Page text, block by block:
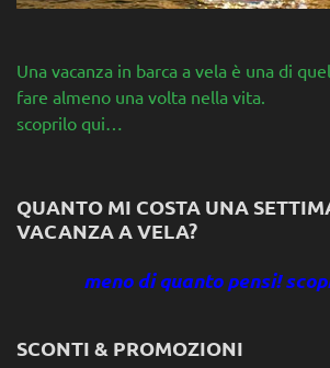
Una vacanza in barca a vela è una di
fare almeno una volta nella vita.
scoprilo qui…
QUANTO MI COSTA UNA
VACANZA A VELA?
meno di quanto pensi!
SCONTI & PROMOZIONI